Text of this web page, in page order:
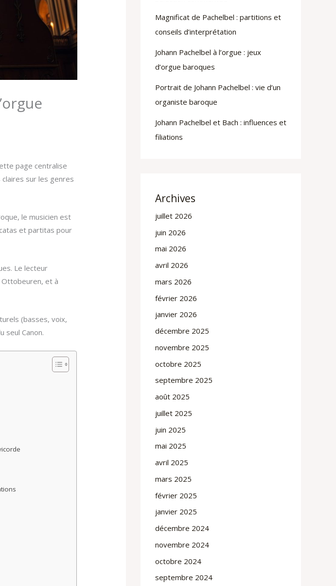
page centralise
sur les genres
le musicien est
et partitas pour
Le lecteur
et à
(basses, voix,
seul Canon.
Magnificat de Pachelbel : partitions et
conseils d’interprétation
Johann Pachelbel à l’orgue : jeux
d’orgue baroques
Portrait de Johann Pachelbel : vie d’un
organiste baroque
Johann Pachelbel et Bach : influences et
filiations
Archives
juillet 2026
juin 2026
mai 2026
avril 2026
mars 2026
février 2026
janvier 2026
décembre 2025
novembre 2025
octobre 2025
septembre 2025
août 2025
juillet 2025
juin 2025
mai 2025
avril 2025
mars 2025
février 2025
janvier 2025
décembre 2024
novembre 2024
octobre 2024
septembre 2024